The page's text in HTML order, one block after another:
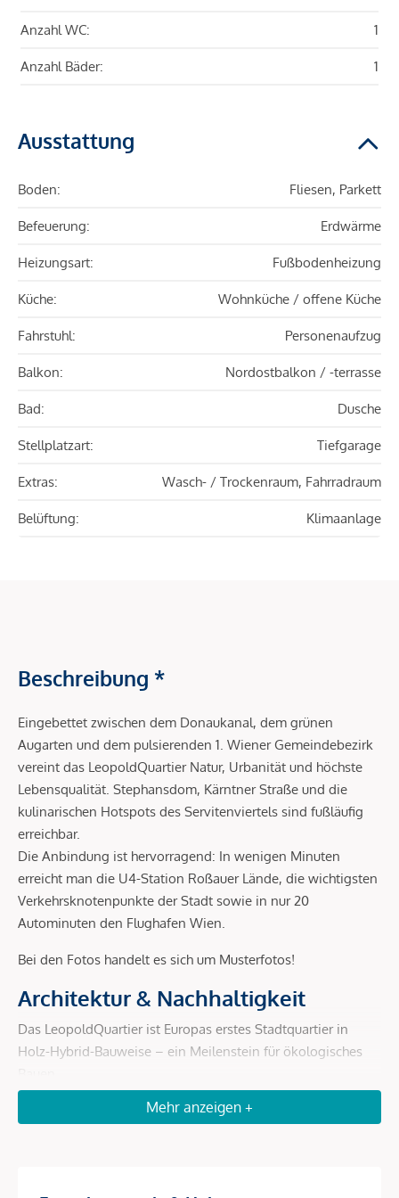
Anzahl WC: 1
Anzahl Bäder: 1
Ausstattung
Boden: Fliesen, Parkett
Befeuerung: Erdwärme
Heizungsart: Fußbodenheizung
Küche: Wohnküche / offene Küche
Fahrstuhl: Personenaufzug
Balkon: Nordostbalkon / -terrasse
Bad: Dusche
Stellplatzart: Tiefgarage
Extras: Wasch- / Trockenraum, Fahrradraum
Belüftung: Klimaanlage
Beschreibung *
Eingebettet zwischen dem Donaukanal, dem grünen
Augarten und dem pulsierenden 1. Wiener Gemeindebezirk
vereint das LeopoldQuartier Natur, Urbanität und höchste
Lebensqualität. Stephansdom, Kärntner Straße und die
kulinarischen Hotspots des Servitenviertels sind fußläufig
erreichbar.
Die Anbindung ist hervorragend: In wenigen Minuten
erreicht man die U4-Station Roßauer Lände, die wichtigsten
Verkehrsknotenpunkte der Stadt sowie in nur 20
Autominuten den Flughafen Wien.
Bei den Fotos handelt es sich um Musterfotos!
Architektur & Nachhaltigkeit
Das LeopoldQuartier ist Europas erstes Stadtquartier in
Holz-Hybrid-Bauweise – ein Meilenstein für ökologisches
Holz-Hybrid-Konstruktion:bis zu 80 % weniger CO²-
Mehr anzeigen +